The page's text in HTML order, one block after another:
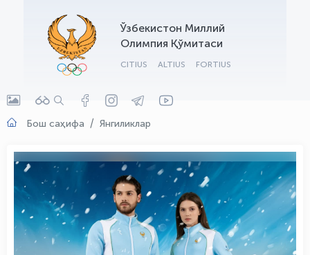
Ўзбекистон Миллий
Олимпия Қўмитаси
CITIUS ALTIUS FORTIUS
Бош саҳифа Янгиликлар
OLYMPCHIK AI - yordamchi
Онлайн · olympic.uz